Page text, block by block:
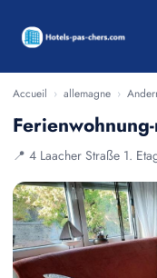
Accueil › allemagne ›
📍 4 Laacher Straße 1.